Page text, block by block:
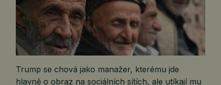
Trump se chová jako manažer, kterému jde
hlavně o obraz na sociálních sítích, ale utíkají mu